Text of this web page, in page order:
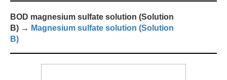
BOD magnesium sulfate solution (Solution
B) → Magnesium sulfate solution (Solution
B)